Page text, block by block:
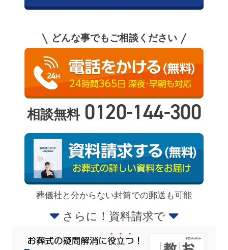
どんな事でもご相談ください
相談無料 0120-144-300
葬儀社と分からない封筒での郵送も可能
さらに！資料請求で